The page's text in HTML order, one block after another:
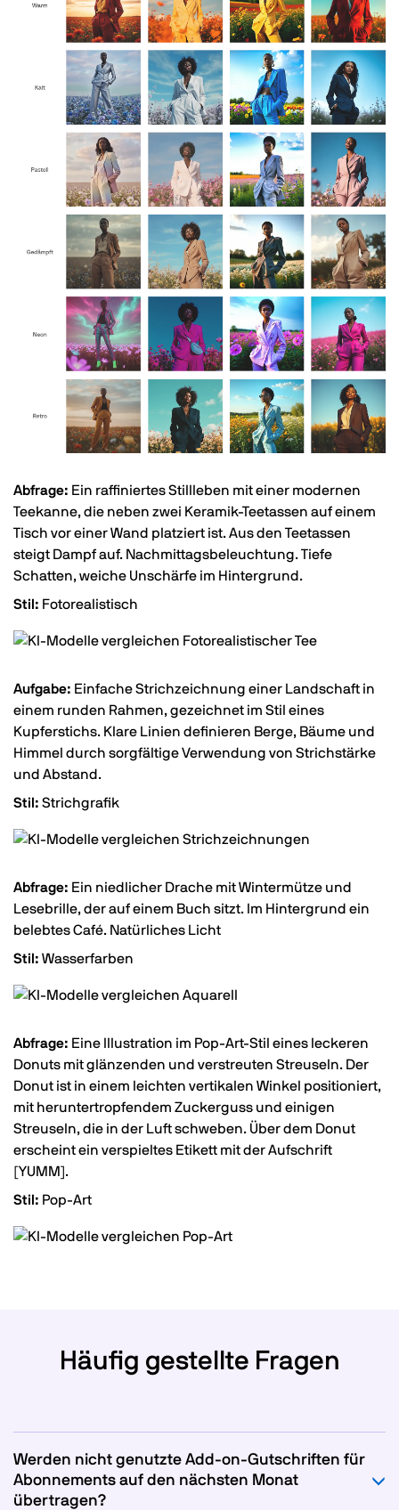
Abfrage: Ein raffiniertes Stillleben mit einer modernen
Teekanne, die neben zwei Keramik-Teetassen auf einem
Tisch vor einer Wand platziert ist. Aus den Teetassen
steigt Dampf auf. Nachmittagsbeleuchtung. Tiefe
Schatten, weiche Unschärfe im Hintergrund.
Stil: Fotorealistisch
Aufgabe: Einfache Strichzeichnung einer Landschaft in
einem runden Rahmen, gezeichnet im Stil eines
Kupferstichs. Klare Linien definieren Berge, Bäume und
Himmel durch sorgfältige Verwendung von Strichstärke
und Abstand.
Stil: Strichgrafik
Abfrage: Ein niedlicher Drache mit Wintermütze und
Lesebrille, der auf einem Buch sitzt. Im Hintergrund ein
belebtes Café. Natürliches Licht
Stil: Wasserfarben
Abfrage: Eine Illustration im Pop-Art-Stil eines leckeren
Donuts mit glänzenden und verstreuten Streuseln. Der
Donut ist in einem leichten vertikalen Winkel positioniert,
mit heruntertropfendem Zuckerguss und einigen
Streuseln, die in der Luft schweben. Über dem Donut
erscheint ein verspieltes Etikett mit der Aufschrift
[YUMM].
Stil: Pop-Art
Häufig gestellte Fragen
Werden nicht genutzte Add-on-Gutschriften für
Abonnements auf den nächsten Monat
übertragen?